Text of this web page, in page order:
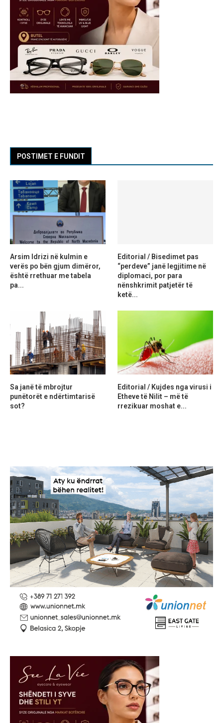
POSTIMET E FUNDIT
Arsim Idrizi në kulmin e
verës po bën gjum dimëror,
është rrethuar me tabela
pa...
Editorial / Bisedimet pas
“perdeve” janë legjitime në
diplomaci, por para
nënshkrimit patjetër të
ketë...
Sa janë të mbrojtur
punëtorët e ndërtimtarisë
sot?
Editorial / Kujdes nga virusi i
Etheve të Nilit – më të
rrezikuar moshat e...